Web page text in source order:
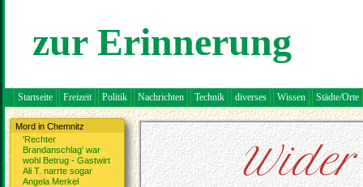
zur Erinnerung
Startseite Freizeit Politik Nachrichten Technik diverses Wissen Städte/Orte
Mord in Chemnitz
'Rechter
Brandanschlag' war
wohl Betrug - Gastwirt
Ali T. narrte sogar
Angela Merkel
Wider